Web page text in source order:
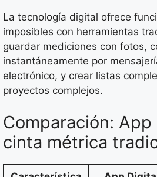
La tecnología digital ofrece
imposibles con herramientas
guardar mediciones con fotos,
instantáneamente por
electrónico, y crear listas
proyectos complejos.
Comparación:
cinta métrica